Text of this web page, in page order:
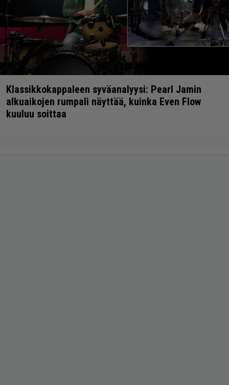
Klassikkokappaleen syväanalyysi: Pearl Jamin
alkuaikojen rumpali näyttää, kuinka Even Flow
kuuluu soittaa